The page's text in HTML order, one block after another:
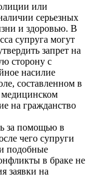
или
серьезных
и здоровью. В
супруга могут
запрет на
сторону с
насилие
составленном в
медицинском
на гражданство
за помощью в
чего супруги
подобные
в браке не
заявки на